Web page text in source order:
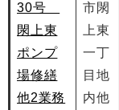
30号
閖上東
ポンプ
場修繕
他2業務
市閖
上東
一丁
目地
内他